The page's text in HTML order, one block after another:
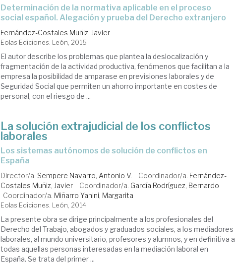
determinación de la normativa aplicable en el proceso
social español. Alegación y prueba del Derecho extranjero
Fernández-Costales Muñiz, Javier
Eolas Ediciones. León, 2015
El autor describe los problemas que plantea la deslocalización y
fragmentación de la actividad productiva, fenómenos que facilitan a la
empresa la posibilidad de amparase en previsiones laborales y de
Seguridad Social que permiten un ahorro importante en costes de
personal, con el riesgo de ...
La solución extrajudicial de los conflictos
laborales
los sistemas autónomos de solución de conflictos en
España
Director/a. Sempere Navarro, Antonio V. Coordinador/a. Fernández-
Costales Muñiz, Javier
Coordinador/a. García Rodríguez, Bernardo
Coordinador/a. Miñarro Yanini, Margarita
Eolas Ediciones. León, 2014
La presente obra se dirige principalmente a los profesionales del
Derecho del Trabajo, abogados y graduados sociales, a los mediadores
laborales, al mundo universitario, profesores y alumnos, y en definitiva a
todas aquellas personas interesadas en la mediación laboral en
España. Se trata del primer ...